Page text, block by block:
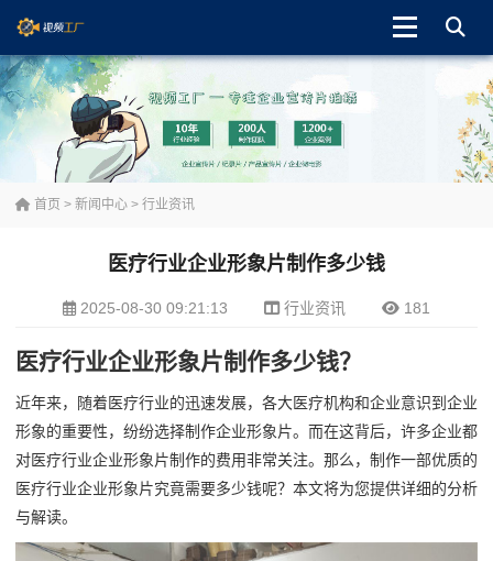
首页 > 新闻中心 > 行业资讯
医疗行业企业形象片制作多少钱
2025-08-30 09:21:13 行业资讯 181
医疗行业企业形象片制作多少钱？
近年来，随着医疗行业的迅速发展，各大医疗机构和企业意识到企业
形象的重要性，纷纷选择制作企业形象片。而在这背后，许多企业都
对医疗行业企业形象片制作的费用非常关注。那么，制作一部优质的
医疗行业企业形象片究竟需要多少钱呢？本文将为您提供详细的分析
与解读。